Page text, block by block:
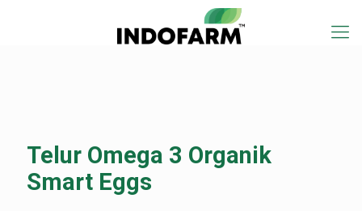
Telur Omega 3 Organik
Smart Eggs